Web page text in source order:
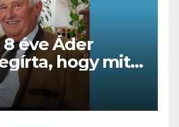
éve Áder
hogy mit
Dunával